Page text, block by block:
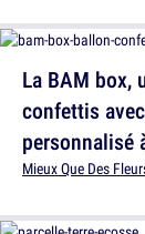
La BAM box,
confettis
personnalisé
Mieux Que Des